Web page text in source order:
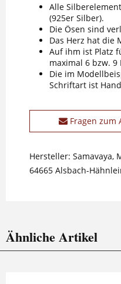
Alle
(925er Silber).
Die Ösen sind
Das Herz hat die
Auf ihm ist Platz
maximal 6 bzw. 9
Die im
Schriftart ist
Fragen zum
Hersteller: Samavaya,
64665 Alsbach-
Ähnliche Artikel